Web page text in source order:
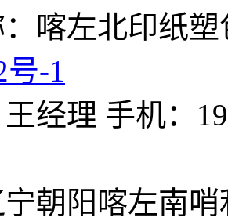
喀左北印纸
号-1
经理 手机：
朝阳喀左南